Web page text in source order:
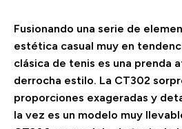
Fusionando una serie de
estética casual muy en
clásica de tenis es una prenda
derrocha estilo. La CT302
proporciones exageradas y
la vez es un modelo muy